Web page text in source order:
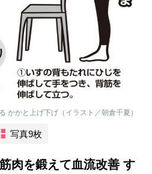
かかと上げ下げ（イラスト／朝倉千夏）
写真9枚
肉を鍛えて血流改善 す